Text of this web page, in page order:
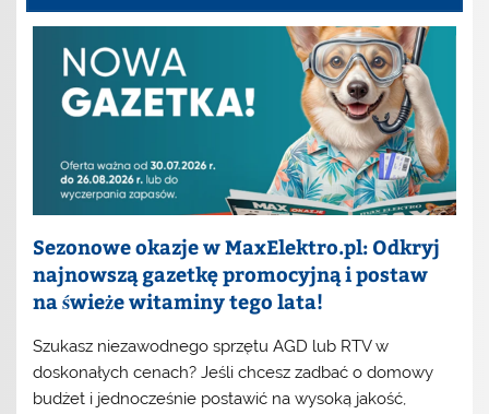
Sezonowe okazje w MaxElektro.pl: Odkryj
najnowszą gazetkę promocyjną i postaw
na świeże witaminy tego lata!
Szukasz niezawodnego sprzętu AGD lub RTV w
doskonałych cenach? Jeśli chcesz zadbać o domowy
budżet i jednocześnie postawić na wysoką jakość,